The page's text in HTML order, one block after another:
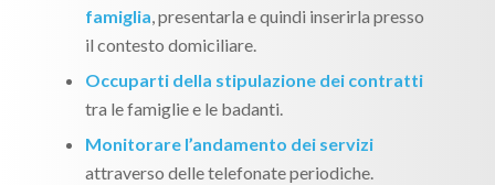
famiglia, presentarla e quindi inserirla presso
il contesto domiciliare.
Occuparti della stipulazione dei contratti
tra le famiglie e le badanti.
Monitorare l’andamento dei servizi
attraverso delle telefonate periodiche.